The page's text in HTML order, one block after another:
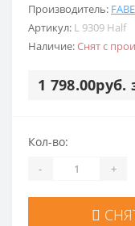
Производитель:
Артикул: L 9309 Half
Наличие:Снят с
1 798.00руб.
Кол-во:
- +